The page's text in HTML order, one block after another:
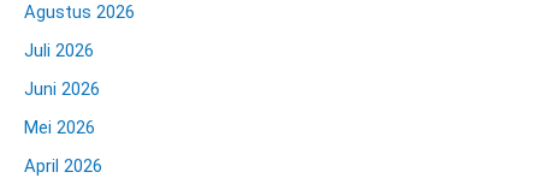
Agustus 2026
Juli 2026
Juni 2026
Mei 2026
April 2026